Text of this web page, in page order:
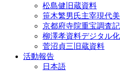
松島健旧蔵資料
笹木繁男氏主宰現代
京都府寺院重宝調査
柳澤孝資料デジタル
菅沼貞三旧蔵資料
活動報告
日本語